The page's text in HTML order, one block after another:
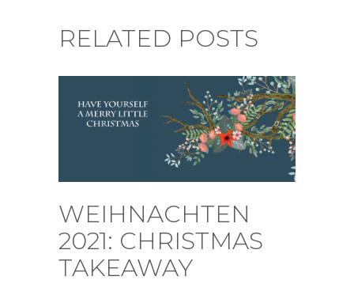
RELATED POSTS
WEIHNACHTEN
2021: CHRISTMAS
TAKEAWAY